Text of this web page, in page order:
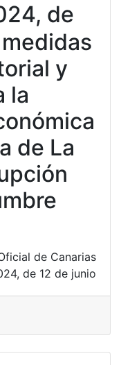
de
y
la
de La
de Canarias
de 12 de junio